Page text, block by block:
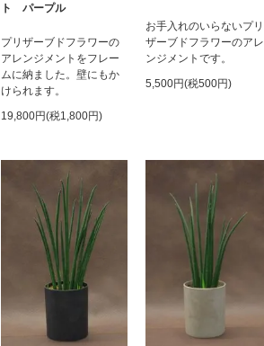
ト パープル
プリザーブドフラワーの
アレンジメントをフレー
ムに納ました。壁にもか
けられます。
19,800円(税1,800円)
お手入れのいらないプリ
ザーブドフラワーのアレ
ンジメントです。
5,500円(税500円)